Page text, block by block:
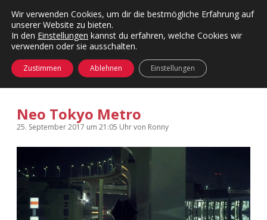
Kategorien
Menü
24 Hours Chilling
Die Wende
Doku
kfmw.stuff
Kopfkinomusik
KFMW-Disco
Dates
Instagrams
Adventskalender
Dropdown-
öffnen
Adventskalender 2010
facebook
instagramsoundcloud
vimeoBluesky
öffnen
Neo Tokyo Metro
25. September 2017 um 21:05 Uhrvon Ronny
Wir verwenden Cookies, um dir die bestmögliche Erfahrung auf
unserer Website zu bieten.
In den Einstellungen kannst du erfahren, welche Cookies wir
verwenden oder sie ausschalten.
Zustimmen Ablehnen Einstellungen